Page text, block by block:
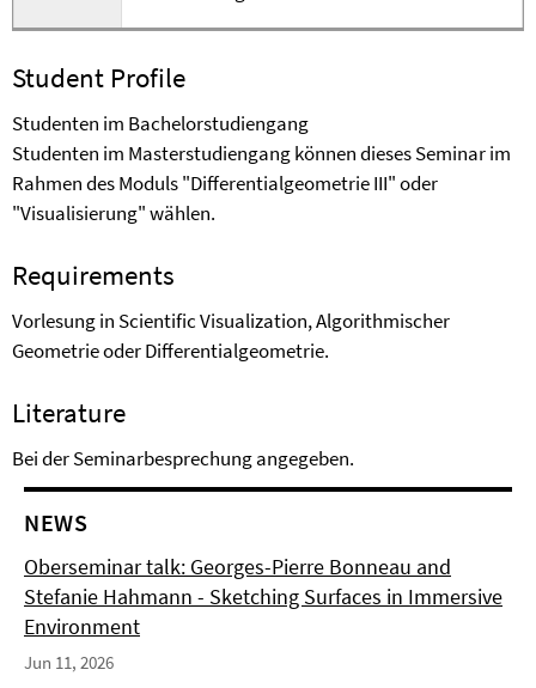
Student Profile
Studenten im Bachelorstudiengang
Studenten im Masterstudiengang können dieses Seminar im
Rahmen des Moduls "Differentialgeometrie III" oder
"Visualisierung" wählen.
Requirements
Vorlesung in Scientific Visualization, Algorithmischer
Geometrie oder Differentialgeometrie.
Literature
Bei der Seminarbesprechung angegeben.
NEWS
Oberseminar talk: Georges-Pierre Bonneau and
Stefanie Hahmann - Sketching Surfaces in Immersive
Environment
Jun 11, 2026